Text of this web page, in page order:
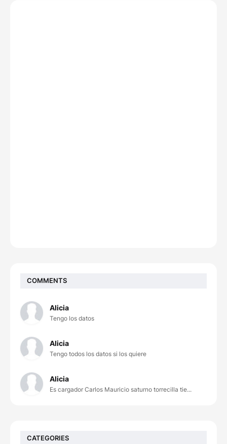
COMMENTS
Alicia
Tengo los datos
Alicia
Tengo todos los datos si los quiere
Alicia
Es cargador Carlos Mauricio saturno torrecilla tie...
CATEGORIES